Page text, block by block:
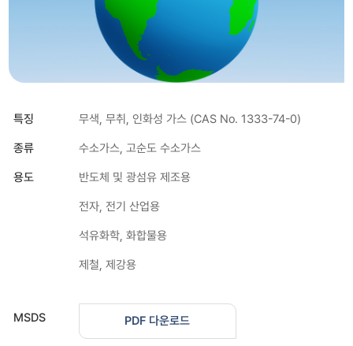
특징 무색, 무취, 인화성 가스 (CAS No. 1333-74-0)
종류 수소가스, 고순도 수소가스
용도 반도체 및 광섬유 제조용
전자, 전기 산업용
석유화학, 화합물용
제철, 제강용
MSDS PDF 다운로드